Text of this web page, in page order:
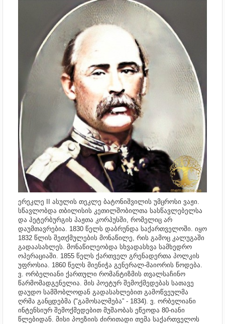
ერეკლე II ასულის თეკლე ბატონიშვილის უმცროსი ვაჟი.
სწავლობდა თბილისის კეთილშობილთა სასწავლებელსა
და პეტერბურგის პაჟთა კორპუსში, რომელიც არ
დაუმთავრებია. 1830 წელს დაბრუნდა საქართველოში. იყო
1832 წლის შეთქმულების მონაწილე, რის გამოც კალუგაში
გადაასახლეს. მონაწილეობდა სხვადასხვა სამხედრო
ოპერაციაში. 1855 წელს ქართველ გრენადერთა პოლკის
უფროსია. 1860 წელს მიენიჭა გენერალ-მაიორის წოდება.
ვ. ორბელიანი ქართული რომანტიზმის თვალსაჩინო
წარმომადგენელია. მის პოეტურ შემოქმედებას სათავე
დაუდო სამშობლოდან გადასახლებით გამოწვეულმა
ღრმა განცდებმა ("გამოსალმება” - 1834). ვ. ორბელიანი
ინტენსიურ შემოქმედებით მუშაობას ეწეოდა 80-იანი
წლებიდან. მისი პოეზიის ძირითადი თემა საქართველოს